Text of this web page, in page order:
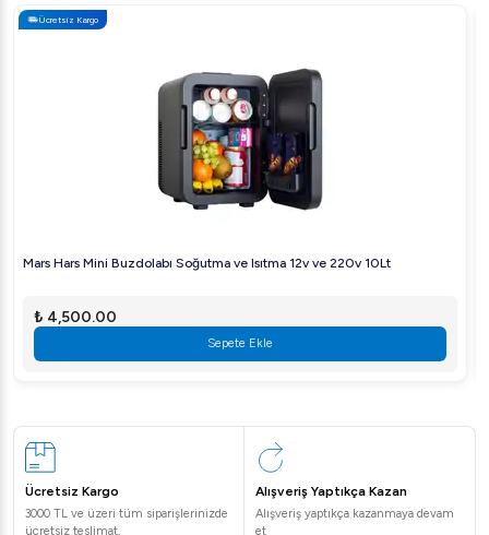
Ücretsiz Kargo
Mars Hars Mini Buzdolabı Soğutma ve Isıtma 12v ve 220v 10Lt
₺ 4,500.00
Sepete Ekle
Ücretsiz Kargo
3000 TL ve üzeri tüm siparişlerinizde
ücretsiz teslimat.
Alışveriş Yaptıkça Kazan
Alışveriş yaptıkça kazanmaya devam
et